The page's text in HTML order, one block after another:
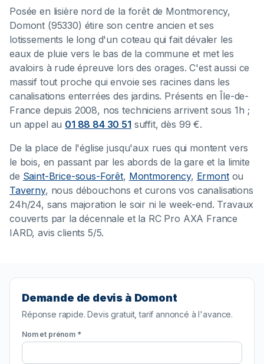
Posée en lisière nord de la forêt de Montmorency,
Domont (95330) étire son centre ancien et ses
lotissements le long d'un coteau qui fait dévaler les
eaux de pluie vers le bas de la commune et met les
avaloirs à rude épreuve lors des orages. C'est aussi ce
massif tout proche qui envoie ses racines dans les
canalisations enterrées des jardins. Présents en Île-de-
France depuis 2008, nos techniciens arrivent sous 1h ;
un appel au 01 88 84 30 51 suffit, dès 99 €.
De la place de l'église jusqu'aux rues qui montent vers
le bois, en passant par les abords de la gare et la limite
de Saint-Brice-sous-Forêt, Montmorency, Ermontou
Taverny, nous débouchons et curons vos canalisations
24h/24, sans majoration le soir ni le week-end. Travaux
couverts par la décennale et la RC Pro AXA France
IARD, avis clients 5/5.
Demande de devis à Domont
Réponse rapide. Devis gratuit, tarif annoncé à l'avance.
Nom et prénom *